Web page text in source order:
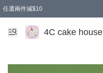
任選兩件減$10
買兩盒減$10
買兩件減$10
買2件減$10
買2件減$10
4C cake house